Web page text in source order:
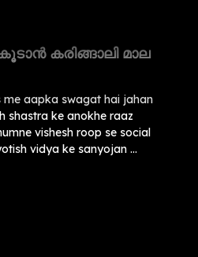
കരിങ്ങാലി മാല
me aapka swagat hai jahan
shastra ke anokhe raaz
vishesh roop se social
vidya ke sanyojan ...